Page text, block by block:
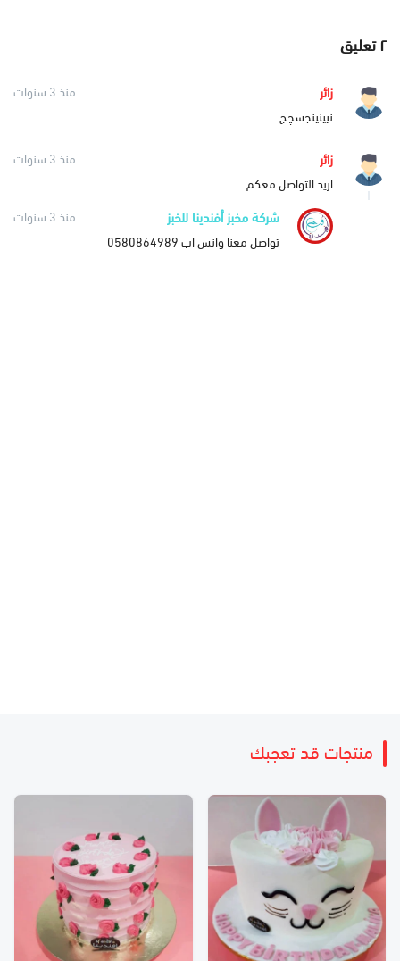
٢تعليق
زائر
منذ 3 سنوات
نیینینجسچج
زائر
منذ 3 سنوات
اريد التواصل معكم
شركة مخبز أفندينا للخبز
منذ 3 سنوات
تواصل معنا وانس اب 0580864989
منتجات قد تعجبك